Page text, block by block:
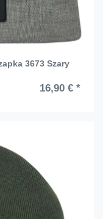
3673 Szary
16,90 € *